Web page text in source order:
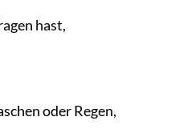
hast,
oder Regen,